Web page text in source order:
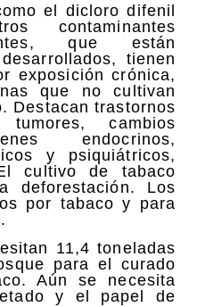
el dicloro difenil
contaminantes
que están
tienen
exposición crónica,
que no cultivan
Destacan trastornos
cambios
endocrinos,
y psiquiátricos,
cultivo de tabaco
deforestación. Los
por tabaco y para
11,4 toneladas
para el curado
Aún se necesita
y el papel de